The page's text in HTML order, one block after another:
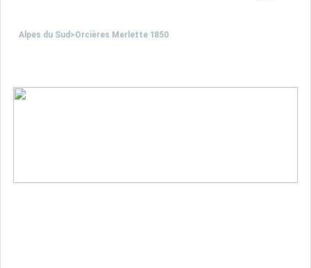
Alpes du Sud >Orcières Merlette 1850